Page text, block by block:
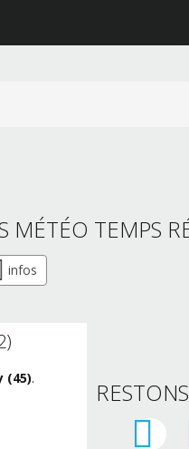
MÉTÉO TEMPS
infos
(45). RESTONS